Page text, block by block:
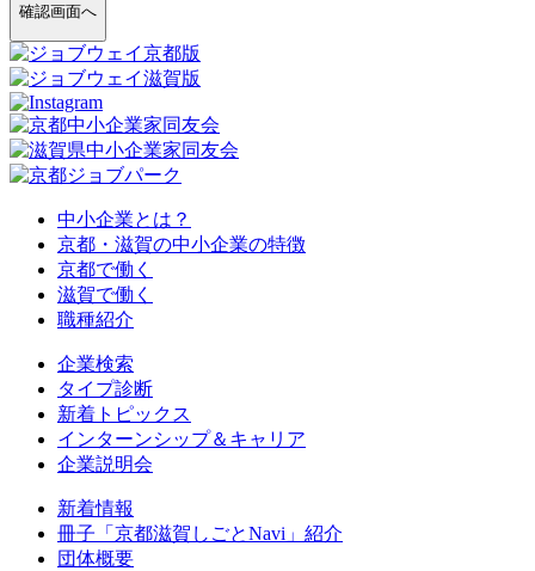
確認画面へ
中小企業とは？
京都・滋賀の中小企業の特徴
京都で働く
滋賀で働く
職種紹介
企業検索
タイプ診断
新着トピックス
インターンシップ＆キャリア
企業説明会
新着情報
冊子「京都滋賀しごとNavi」紹介
団体概要